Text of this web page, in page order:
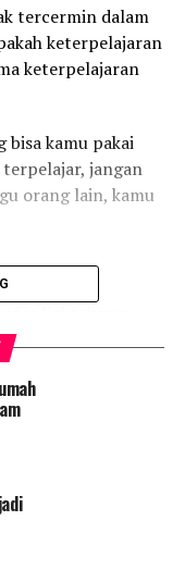
tercermin dalam
keterpelajaran
keterpelajaran
bisa kamu pakai
jangan
orang lain, kamu
pedenya ada
tidak patut. Ini
datang dari
yang